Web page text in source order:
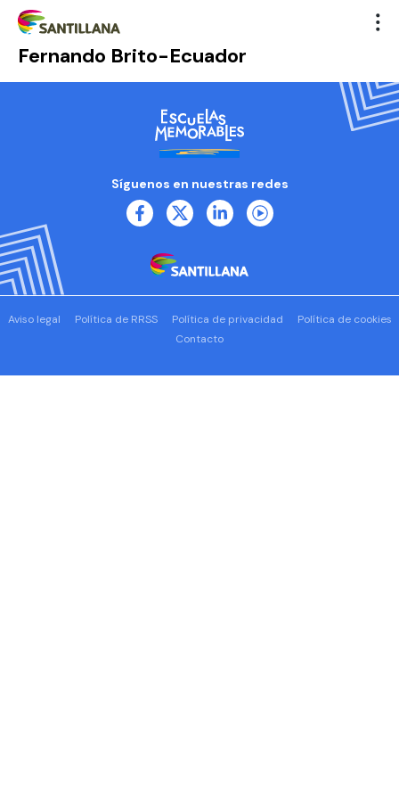
Fernando Brito-Ecuador
Síguenos en nuestras redes
Aviso legal Política de RRSS Política de privacidad
Política de cookies
Contacto